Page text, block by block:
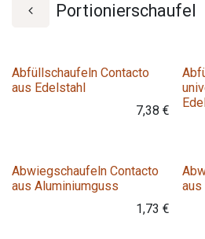
Portionierschaufel
Variante
Abfüllschaufeln Contacto
aus Edelstahl
7,38 €
Variante
Abwiegschaufeln Contacto
aus Aluminiumguss
1,73 €